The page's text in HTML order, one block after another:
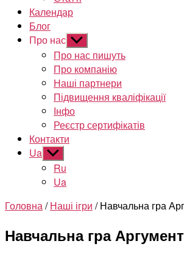
Календар
Блог
Про нас Показати
підменю
Про нас пишуть
Про компанію
Наші партнери
Підвищення кваліфікації
Інфо
Реєстр сертифікатів
Контакти
Ua Показати
підменю
Ru
Ua
Головна/Наші ігри / Навчальна гра
Навчальна гра